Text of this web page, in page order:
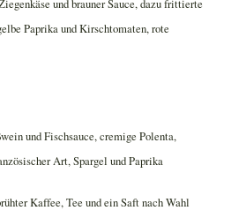
Paprika und Kirschtomaten, rote
und Fischsauce, cremige Polenta,
Art, Spargel und Paprika
Kaffee, Tee und ein Saft nach Wahl